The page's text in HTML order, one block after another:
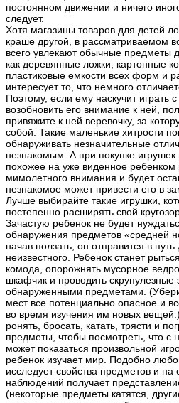
постоянном движении и ничего
следует.
Хотя магазины товаров для детей
краше другой, в рассматриваемом
всего увлекают обычные предметы
как деревянные ложки, картонные
пластиковые емкости всех форм и
интересует то, что немного
Поэтому, если ему наскучит играть
возобновить его внимание к ней,
привяжите к ней веревочку, за
собой. Такие маленькие хитрости
обнаруживать незначительные
незнакомым. А при покупке игрушек
похожее на уже виденное ребенком
мимолетного внимания и будет
незнакомое может привести его в
Лучше выбирайте такие игрушки,
постепенно расширять свой
Зачастую ребенок не будет
обнаружения предметов «средней
начав ползать, он отправится в
неизвестного. Ребенок станет
комода, опорожнять мусорное
шкафчик и проводить
обнаруженными предметами.
мест все потенциально опасное и
во время изучения им новых
ронять, бросать, катать, трясти и
предметы, чтобы посмотреть, что с
может показаться произвольной
ребенок изучает мир. Подобно
исследует свойства предметов и на
наблюдений получает
(некоторые предметы катятся,